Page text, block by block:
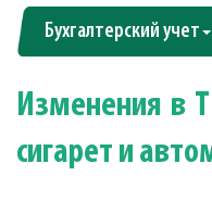
Бухгалтерский учет
Изменения в
сигарет и